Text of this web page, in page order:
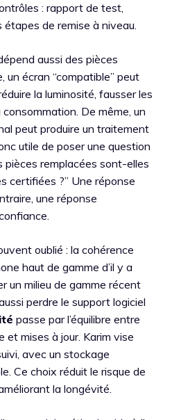
: rapport de test,
de remise à niveau.
aussi des pièces
un écran “compatible” peut
la luminosité, fausser les
De même, un
peut produire un traitement
utile de poser une question
pièces remplacées sont-elles
certifiées ?” Une réponse
une réponse
oublié : la cohérence
haut de gamme d’il y a
un milieu de gamme récent
perdre le support logiciel
passe par l’équilibre entre
et mises à jour. Karim vise
avec un stockage
Ce choix réduit le risque de
la longévité.